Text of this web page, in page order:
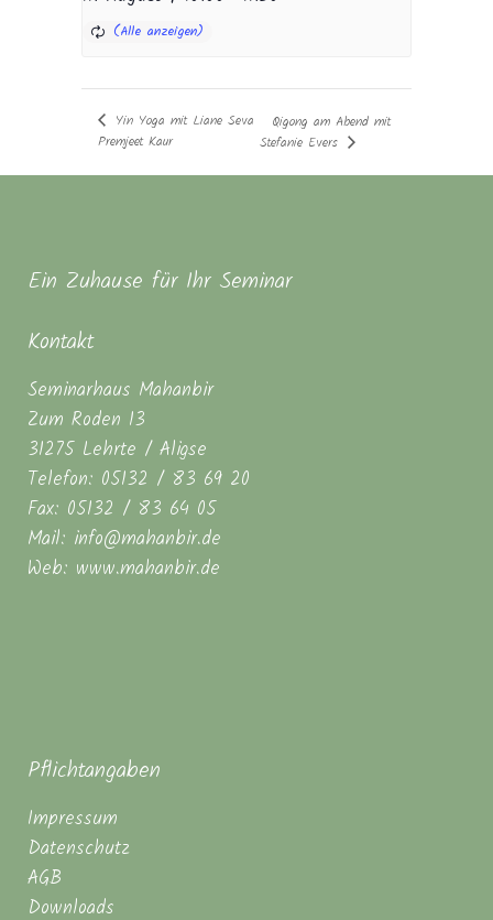
Yin Yoga mit Liane Seva
Premjeet Kaur
Qigong am Abend mit
Stefanie Evers
Ein Zuhause für Ihr Seminar
Kontakt
Seminarhaus Mahanbir
Zum Roden 13
31275 Lehrte / Aligse
Telefon: 05132 / 83 69 20
Fax: 05132 / 83 64 05
Mail: info@mahanbir.de
Web: www.mahanbir.de
Pflichtangaben
Impressum
Datenschutz
AGB
Downloads